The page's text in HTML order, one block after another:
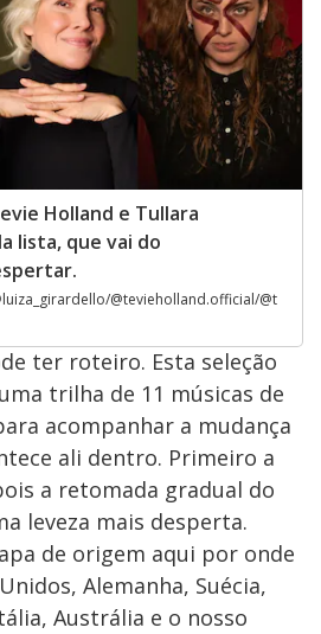
Holland e Tullara
lista, que vai do
@tevieholland.official/@t
ter roteiro. Esta seleção
trilha de 11 músicas de
acompanhar a mudança
ali dentro. Primeiro a
a retomada gradual do
leveza mais desperta.
de origem aqui por onde
Alemanha, Suécia,
Austrália e o nosso